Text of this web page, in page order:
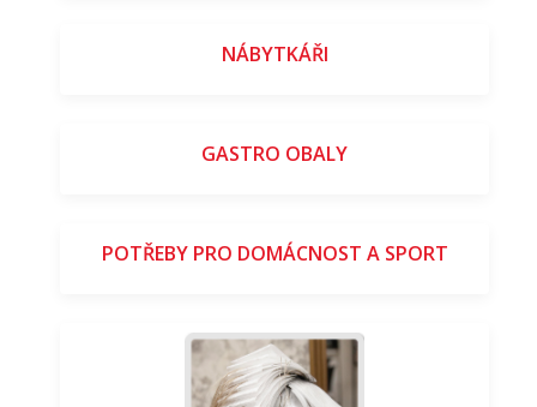
NÁBYTKÁŘI
GASTRO OBALY
POTŘEBY PRO DOMÁCNOST A SPORT